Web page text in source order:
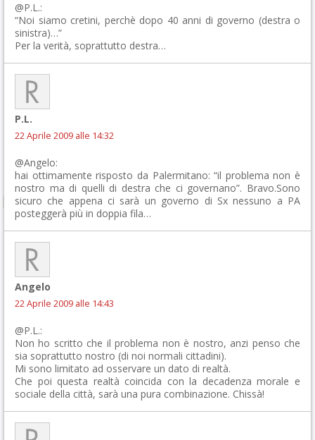
@P.L.:
“Noi siamo cretini, perchè dopo 40 anni di governo (destra o
sinistra)…”
Per la verità, soprattutto destra…
P.L.
22 Aprile 2009 alle 14:32
@Angelo:
hai ottimamente risposto da Palermitano: “il problema non è
nostro ma di quelli di destra che ci governano”. Bravo.Sono
sicuro che appena ci sarà un governo di Sx nessuno a PA
posteggerà più in doppia fila…
Angelo
22 Aprile 2009 alle 14:43
@P.L.:
Non ho scritto che il problema non è nostro, anzi penso che
sia soprattutto nostro (di noi normali cittadini).
Mi sono limitato ad osservare un dato di realtà.
Che poi questa realtà coincida con la decadenza morale e
sociale della città, sarà una pura combinazione. Chissà!